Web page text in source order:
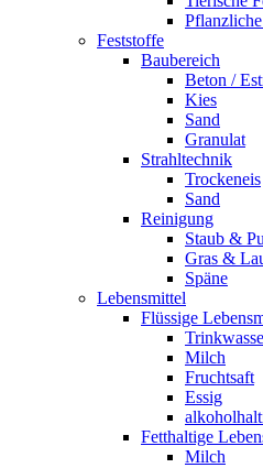
Feststoffe
Baubereich
Beton /
Kies
Sand
Granulat
Strahltechnik
Trockeneis
Sand
Reinigung
Staub &
Gras &
Späne
Lebensmittel
Flüssige
Milch
Fruchtsaft
Essig
Fetthaltige
Milch